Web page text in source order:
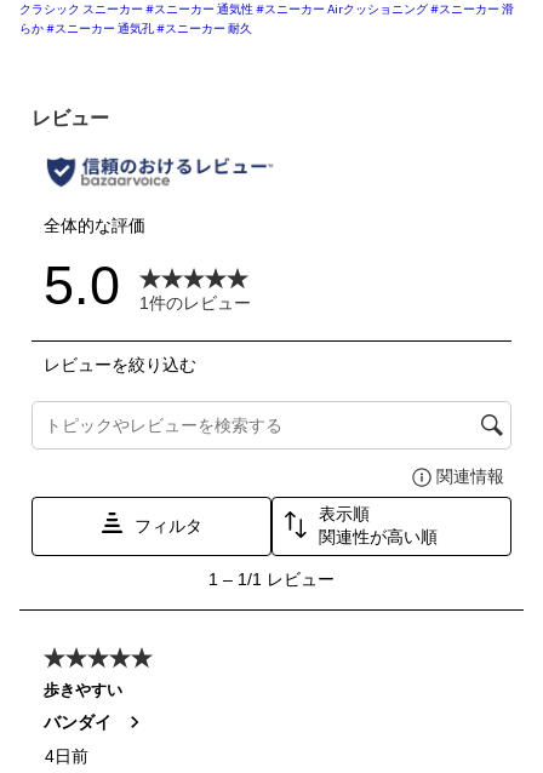
クラシック スニーカー #スニーカー 通気性#スニーカー Airクッショニング#スニーカー 滑
らか#スニーカー 通気孔#スニーカー 耐久